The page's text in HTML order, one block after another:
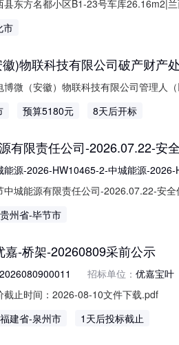
县东方名都小区B1-23号车库26.16m2|
人承担；标的物过户过程中产生的所有
市
徽)物联科技有限公司破产财
博微（安徽）物联科技有限公司管理人
一、重要提示1、郑重声明：本拍卖活
预算5180元 8天后开标
有限责任公司-2026.07.22-安
能源-2026-HW10465-2-中城能源-
中城能源有限责任公司-2026.07.22-安
有限公司投标报价(单位):--相关附件公
贵州省-毕节市
嘉-桥架-20260809采前公示
招标单位： 优嘉宝叶
截止时间：2026-08-10文件下载.pdf
福建省-泉州市 1天后投标截止